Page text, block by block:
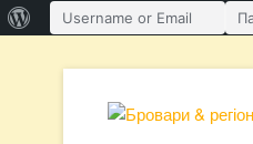
Имя пользователя или email
Пароль
содержимому